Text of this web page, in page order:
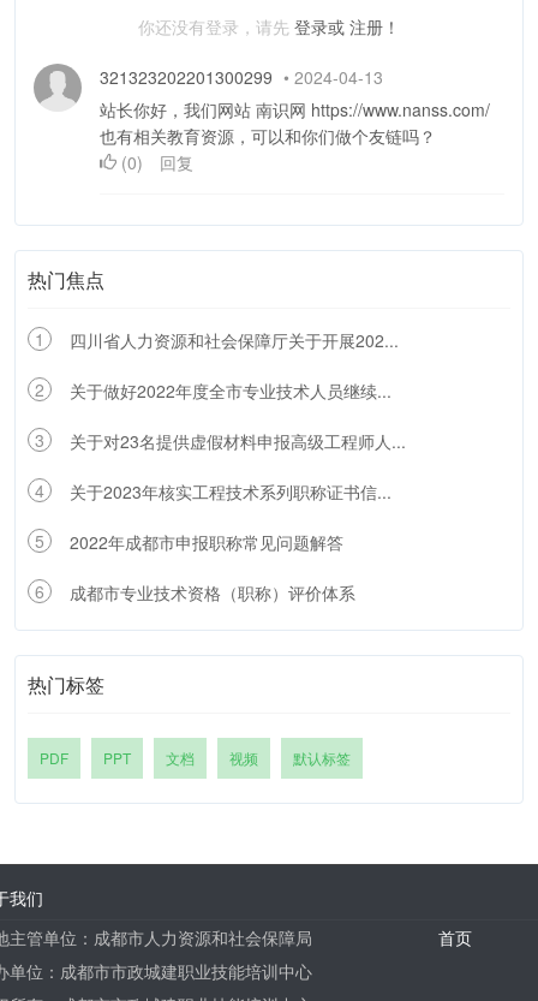
你还没有登录，请先 登录或 注册！
321323202201300299 • 2024-04-13
站长你好，我们网站 南识网 https://www.nanss.com/
也有相关教育资源，可以和你们做个友链吗？
(0) 回复
热门焦点
1 四川省人力资源和社会保障厅关于开展202...
2 关于做好2022年度全市专业技术人员继续...
3 关于对23名提供虚假材料申报高级工程师人...
4 关于2023年核实工程技术系列职称证书信...
5 2022年成都市申报职称常见问题解答
6 成都市专业技术资格（职称）评价体系
热门标签
PDF PPT 文档 视频 默认标签
我们
主管单位：成都市人力资源和社会保障局
单位：成都市市政城建职业技能培训中心
首页